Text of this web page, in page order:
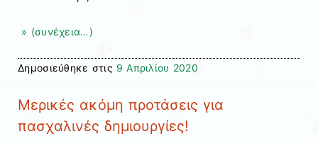
» (συνέχεια…)
Δημοσιεύθηκε στις 9 Απριλίου 2020
Μερικές ακόμη προτάσεις για
πασχαλινές δημιουργίες!